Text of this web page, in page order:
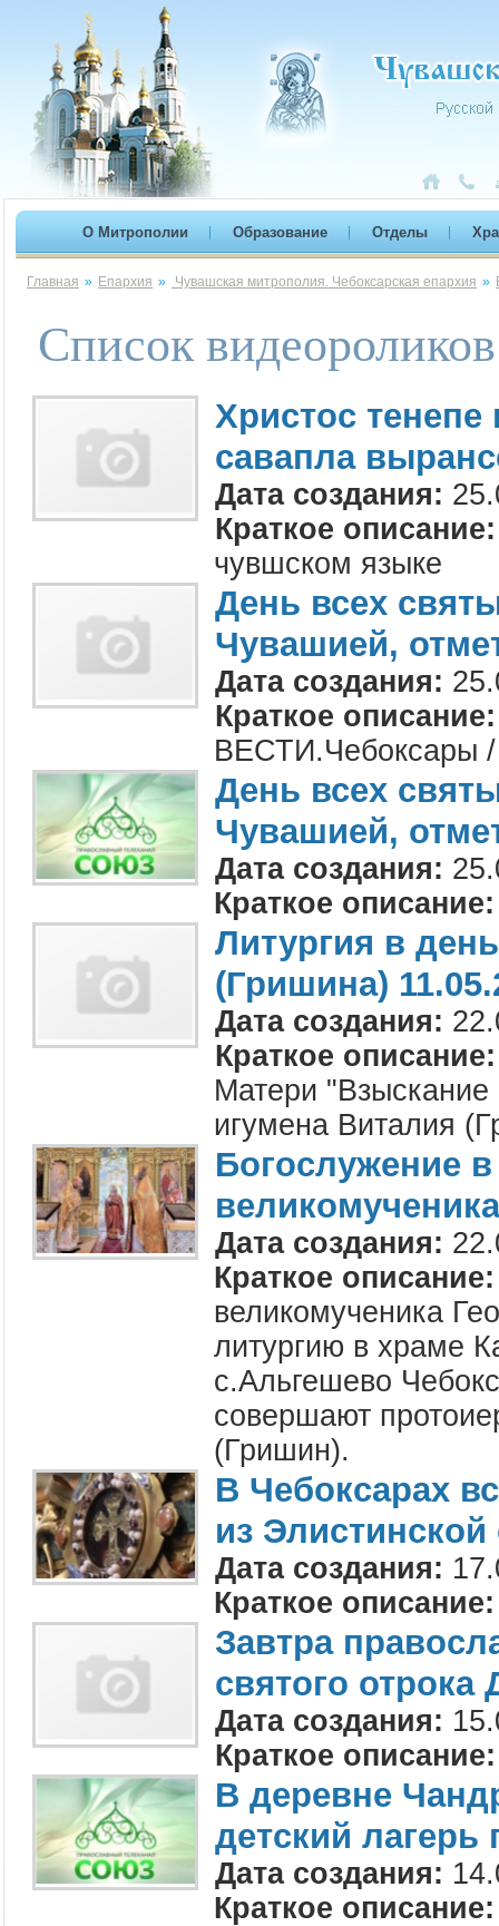
О Митрополии Образование Отделы
Главная » Епархия » Чувашская митрополия. Чебоксарская епархия »
Список видеороликов
Христос
сaваплa
Дата создания:
Краткое описание:
чувшском языке
День всех
Чувашией,
Дата создания:
Краткое описание:
ВЕСТИ.Чебоксары
День всех
Чувашией,
Дата создания:
Краткое описание:
Литургия в
(Гришина)
Дата создания:
Краткое описание:
Матери "Взыскание
игумена Виталия
Богослужение
Дата создания:
Краткое описание:
великомученика
литургию в храме
с.Альгешево
совершают
(Гришин).
В Чебоксарах
из Элистинской
Дата создания:
Краткое описание:
Завтра
святого отрока
Дата создания:
Краткое описание:
В деревне
детский лагерь
Дата создания:
Краткое описание: